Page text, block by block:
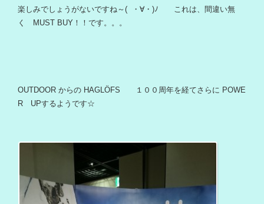
楽しみでしょうがないですね～( ・∀・)ﾉ これは、間違い無
く MUST BUY！！です。。。
OUTDOOR からの HAGLÖFS １００周年を経てさらに POWE
R UPするようです☆